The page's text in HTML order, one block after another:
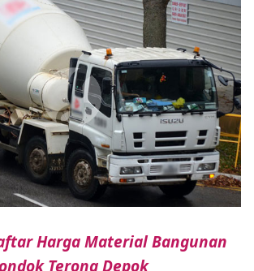
Harga Material Bangunan
Terong Depok